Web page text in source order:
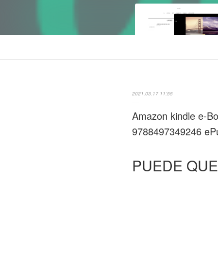
2021.03.17 11:55
Amazon kindle e-
9788497349246
PUEDE